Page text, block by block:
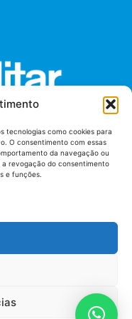
tecnologias como cookies para
O consentimento com essas
da navegação ou
revogação do consentimento
e funções.
Controle Externo -
Sul), Qd. 04, Lt. 01
Subsolo, Sala S04